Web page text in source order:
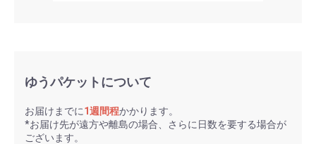
ゆうパケットについて
お届けまでに1週間程かかります。
*お届け先が遠方や離島の場合、さらに日数を要する場合が
ございます。